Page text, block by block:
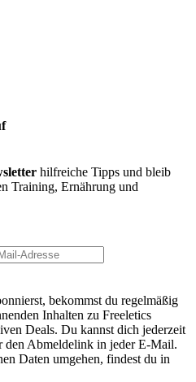
hilfreiche Tipps und bleib
Training, Ernährung und
bekommst du regelmäßig
Inhalten zu Freeletics
Deals. Du kannst dich jederzeit
den Abmeldelink in jeder E-Mail.
Daten umgehen, findest du in